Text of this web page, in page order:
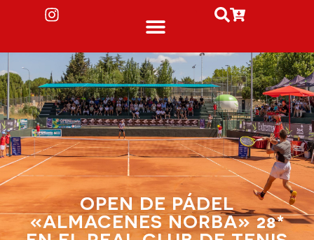
OPEN DE PÁDEL
«ALMACENES NORBA» 28*